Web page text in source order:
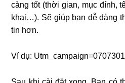
càng tốt (thời gian, mục đính,
khai…). Sẽ giúp bạn dễ dàng
tin hơn.
Ví dụ: